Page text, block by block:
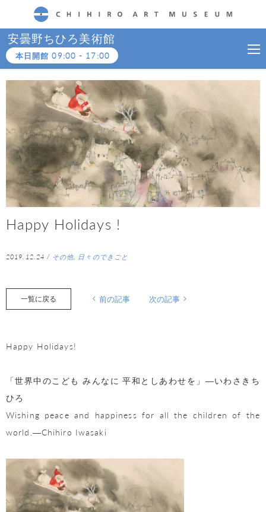
CHIHIRO ART MUSEUM
安曇野ちひろ美術館
本日開館09:00 - 17:00
Happy Holidays !
2019.12.24 / その他 日々のできごと
一覧に戻る 前の記事 次の記事
Happy Holidays!
「世界中のこども みんなに 平和としあわせを」―いわさきち
ひろ
Wishing peace and happiness for all the children of the
world.―Chihiro Iwasaki